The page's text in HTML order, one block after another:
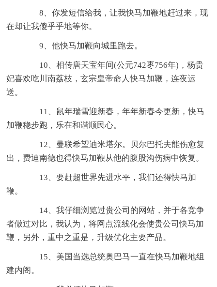
8、你发短信给我，让我快马加鞭地赶过来，现
在却让我傻乎乎地等你。
9、他快马加鞭向城里跑去。
10、相传唐天宝年间(公元742枣756年)，杨贵
妃喜欢吃川南荔枝，玄宗皇帝命人快马加鞭，连夜运
送。
11、鼠年瑞雪迎新春，年年新春今更新，快马
加鞭稳步跑，乐在和谐顺民心。
12、曼联希望迪米塔尔。贝尔巴托夫能伤愈复
出，费迪南德也得快马加鞭从他的腹股沟伤病中恢复。
13、要赶超世界先进水平，我们还得快马加
鞭。
14、我仔细浏览过贵公司的网站，并于各竞争
者做过对比，我认为，将网点流线化会使贵公司快马加
鞭，另外，重中之重是，升级优化主要产品。
15、美国当选总统奥巴马一直在快马加鞭地组
建内阁。